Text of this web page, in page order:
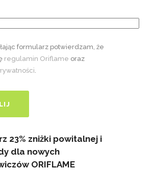
formularz potwierdzam, że
regulamin Oriflame oraz
23% zniżki powitalnej i
dla nowych
ORIFLAME